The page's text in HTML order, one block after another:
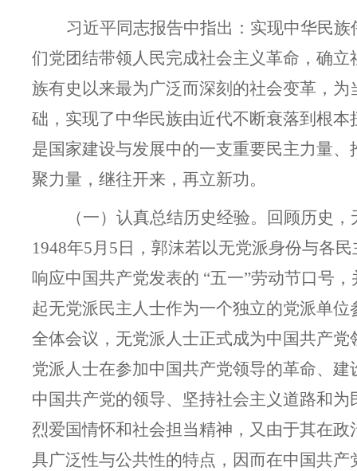
习近平同志报告中指出：实现中华民
们党团结带领人民完成社会主义革命，确
族有史以来最为广泛而深刻的社会变革，
础，实现了中华民族由近代不断衰落到根
是国家建设与发展中的一支重要民主力量
聚力量，继往开来，再立新功。
（一）认真总结历史经验。
回顾历史
1948年5月5日，郭沫若以无党派身份与各
响应中国共产党发表的 “五一”劳动节口号
起无党派民主人士作为一个独立的党派单
全体会议，无党派人士正式成为中国共产
党派人士在参加中国共产党领导的革命、
中国共产党的领导、坚持社会主义道路和
烈爱国情怀和社会担当精神，又由于其在
具广泛性与公共性的特点，因而在中国共